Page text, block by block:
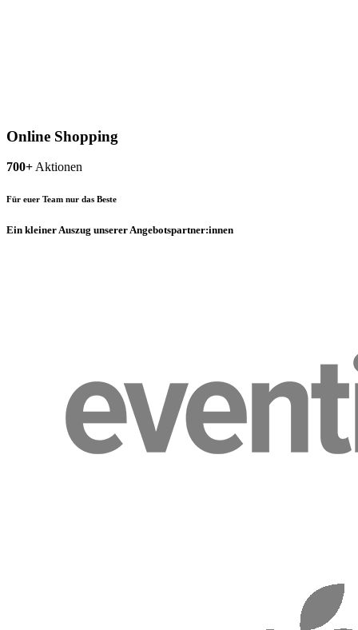
Online Shopping
700+ Aktionen
Für euer Team nur das Beste
Ein kleiner Auszug unserer Angebotspartner:innen